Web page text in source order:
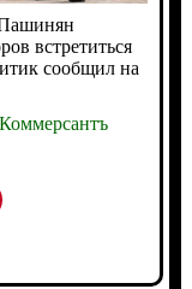
встретиться
сообщил на
Коммерсантъ